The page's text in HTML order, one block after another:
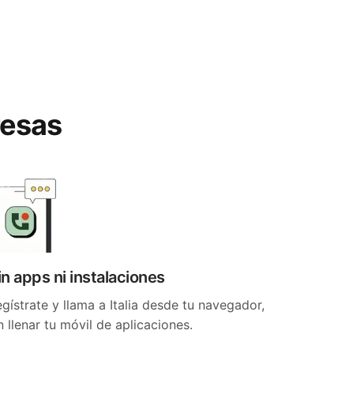
apps ni instalaciones
y llama a Italia desde tu navegador,
llenar tu móvil de aplicaciones.